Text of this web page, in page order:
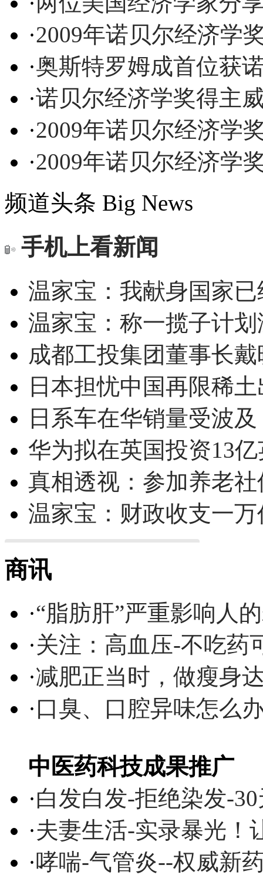
·2009年诺贝尔经济学
·奥斯特罗姆成首位获
·诺贝尔经济学奖得主
·2009年诺贝尔经济学
·2009年诺贝尔经济学
频道头条 Big News
手机上看新闻
温家宝：我献身国家
温家宝：称一揽子计
成都工投集团董事长
日本担忧中国再限稀
日系车在华销量受波
华为拟在英国投资13
真相透视：参加养老
温家宝：财政收支一
商讯
·“脂肪肝”严重影响人
·关注：高血压-不吃药
·减肥正当时，做瘦身
·口臭、口腔异味怎么
中医药科技成果推广
·白发白发-拒绝染发-
·夫妻生活-实录暴光！
·哮喘-气管炎--权威新